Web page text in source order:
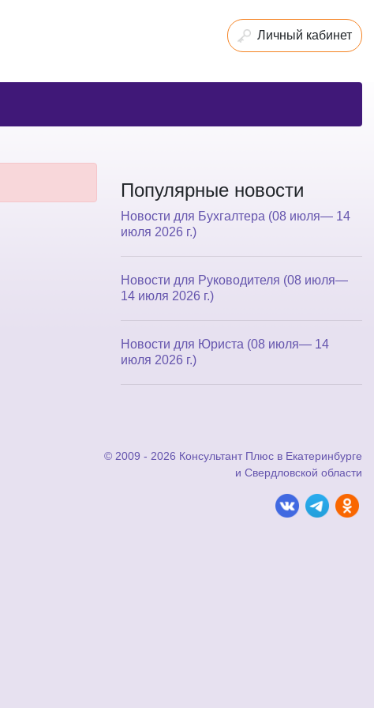
Личный кабинет
Популярные новости
Новости для Бухгалтера (08 июля— 14
июля 2026 г.)
Новости для Руководителя (08 июля—
14 июля 2026 г.)
Новости для Юриста (08 июля— 14
июля 2026 г.)
© 2009 - 2026 Консультант Плюс в Екатеринбурге
и Свердловской области